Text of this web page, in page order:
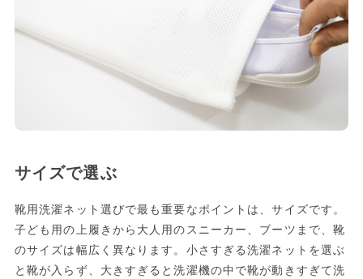
サイズで選ぶ
靴用洗濯ネット選びで最も重要なポイントは、サイズです。
子ども用の上履きから大人用のスニーカー、ブーツまで、靴
のサイズは幅広く異なります。小さすぎる洗濯ネットを選ぶ
と靴が入らず、大きすぎると洗濯機の中で靴が動きすぎて洗